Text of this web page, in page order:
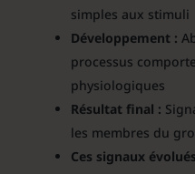
simples aux stimuli
Développement :
processus
physiologiques
Résultat final :
les membres du
Ces signaux